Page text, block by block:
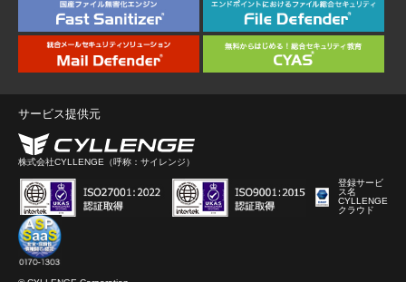
サービス提供元
株式会社CYLLENGE（呼称：サイレンジ）
登録サービ
ス名
CYLLENGE
クラウド